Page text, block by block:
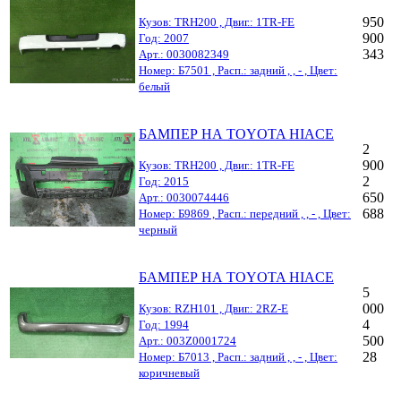
Кузов: TRH200 , Двиг.: 1TR-FE
Год: 2007
Арт.: 0030082349
Номер: Б7501 , Расп.: задний , , - , Цвет:
белый
950
900
343
БАМПЕР НА TOYOTA HIACE
Кузов: TRH200 , Двиг.: 1TR-FE
Год: 2015
Арт.: 0030074446
Номер: Б9869 , Расп.: передний , , - , Цвет:
черный
2
900
2
650
688
БАМПЕР НА TOYOTA HIACE
Кузов: RZH101 , Двиг.: 2RZ-E
Год: 1994
Арт.: 003Z0001724
Номер: Б7013 , Расп.: задний , , - , Цвет:
коричневый
5
000
4
500
28